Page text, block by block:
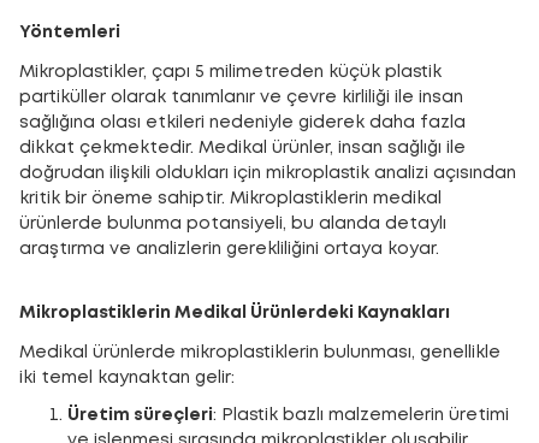
Yöntemleri
Mikroplastikler, çapı 5 milimetreden küçük plastik
partiküller olarak tanımlanır ve çevre kirliliği ile insan
sağlığına olası etkileri nedeniyle giderek daha fazla
dikkat çekmektedir. Medikal ürünler, insan sağlığı ile
doğrudan ilişkili oldukları için mikroplastik analizi açısından
kritik bir öneme sahiptir. Mikroplastiklerin medikal
ürünlerde bulunma potansiyeli, bu alanda detaylı
araştırma ve analizlerin gerekliliğini ortaya koyar.
Mikroplastiklerin Medikal Ürünlerdeki Kaynakları
Medikal ürünlerde mikroplastiklerin bulunması, genellikle
iki temel kaynaktan gelir:
Üretim süreçleri : Plastik bazlı malzemelerin üretimi